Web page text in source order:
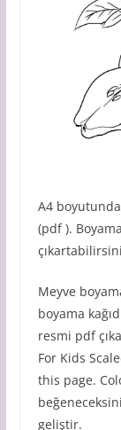
A4 boyutunda
(pdf ).
Meyve
boyama
resmi pdf
For Kids
this page.
geliştir.